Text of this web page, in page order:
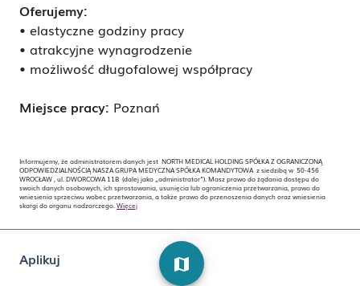
Oferujemy:
• elastyczne godziny pracy
• atrakcyjne wynagrodzenie
• możliwość długofalowej współpracy
Miejsce pracy: Poznań
Informujemy, że administratorem danych jest NORTH MEDICAL HOLDING SPÓŁKA Z OGRANICZONĄ
ODPOWIEDZIALNOŚCIĄ NASZA GRUPA MEDYCZNA SPÓŁKA KOMANDYTOWA z siedzibą w 50-456
WROCŁAW , ul. DWORCOWA 11B (dalej jako „administrator”). Masz prawo do żądania dostępu do
swoich danych osobowych, ich sprostowania, usunięcia lub ograniczenia przetwarzania, prawo do
wniesienia sprzeciwu wobec przetwarzania, a także prawo do przenoszenia danych oraz wniesienia
skargi do organu nadzorczego. Więcej
Aplikuj map